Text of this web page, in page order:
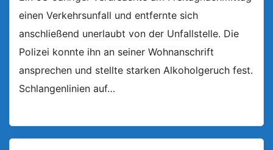
einen Verkehrsunfall und entfernte sich
anschließend unerlaubt von der Unfallstelle. Die
Polizei konnte ihn an seiner Wohnanschrift
ansprechen und stellte starken Alkoholgeruch fest.
Schlangenlinien auf…